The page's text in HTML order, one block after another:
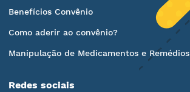
Benefícios Convênio
Como aderir ao convênio?
Manipulação de Medicamentos e Remédios
Redes sociais